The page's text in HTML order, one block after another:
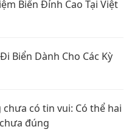
Biển Đỉnh Cao Tại Việt
Biển Dành Cho Các Kỳ
có tin vui: Có thể hai
đúng